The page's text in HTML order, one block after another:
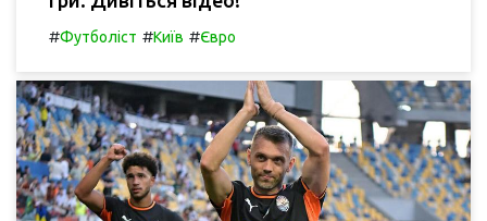
#Футболіст #Київ #Євро